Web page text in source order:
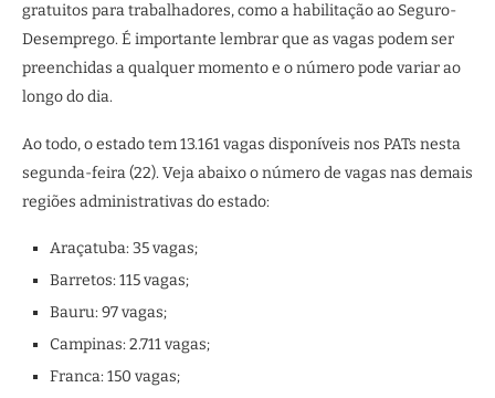
gratuitos para trabalhadores, como a habilitação ao Seguro-
Desemprego. É importante lembrar que as vagas podem ser
preenchidas a qualquer momento e o número pode variar ao
longo do dia.
Ao todo, o estado tem 13.161 vagas disponíveis nos PATs nesta
segunda-feira (22). Veja abaixo o número de vagas nas demais
regiões administrativas do estado:
Araçatuba: 35 vagas;
Barretos: 115 vagas;
Bauru: 97 vagas;
Campinas: 2.711 vagas;
Franca: 150 vagas;